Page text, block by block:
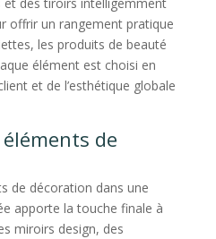
offrir un rangement pratique
les produits de beauté
élément est choisi en
et de l’esthétique globale
de
de décoration dans une
apporte la touche finale à
miroirs design, des